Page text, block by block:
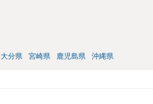
大分県 宮崎県 鹿児島県 沖縄県